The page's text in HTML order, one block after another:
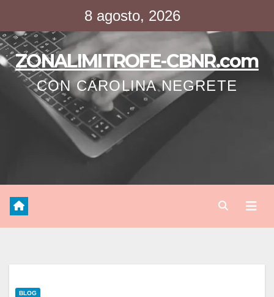
contenido
8 agosto, 2026
ZONALIMITROFE-CBNR.com
CON CAROLINA NEGRETE
BLOG